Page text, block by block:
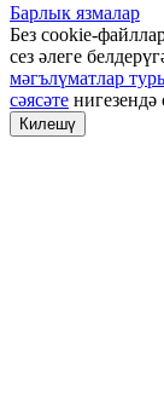
Барлык язмалар
Без cookie-
сез әлеге
мәгълүматлар
сәясәте
Килешү